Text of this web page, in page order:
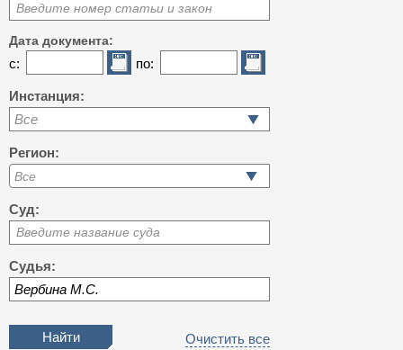
Введите номер статьи и закон
Дата документа:
с: по:
Инстанция:
Все
Регион:
Суд:
Введите название суда
Судья:
Очистить все